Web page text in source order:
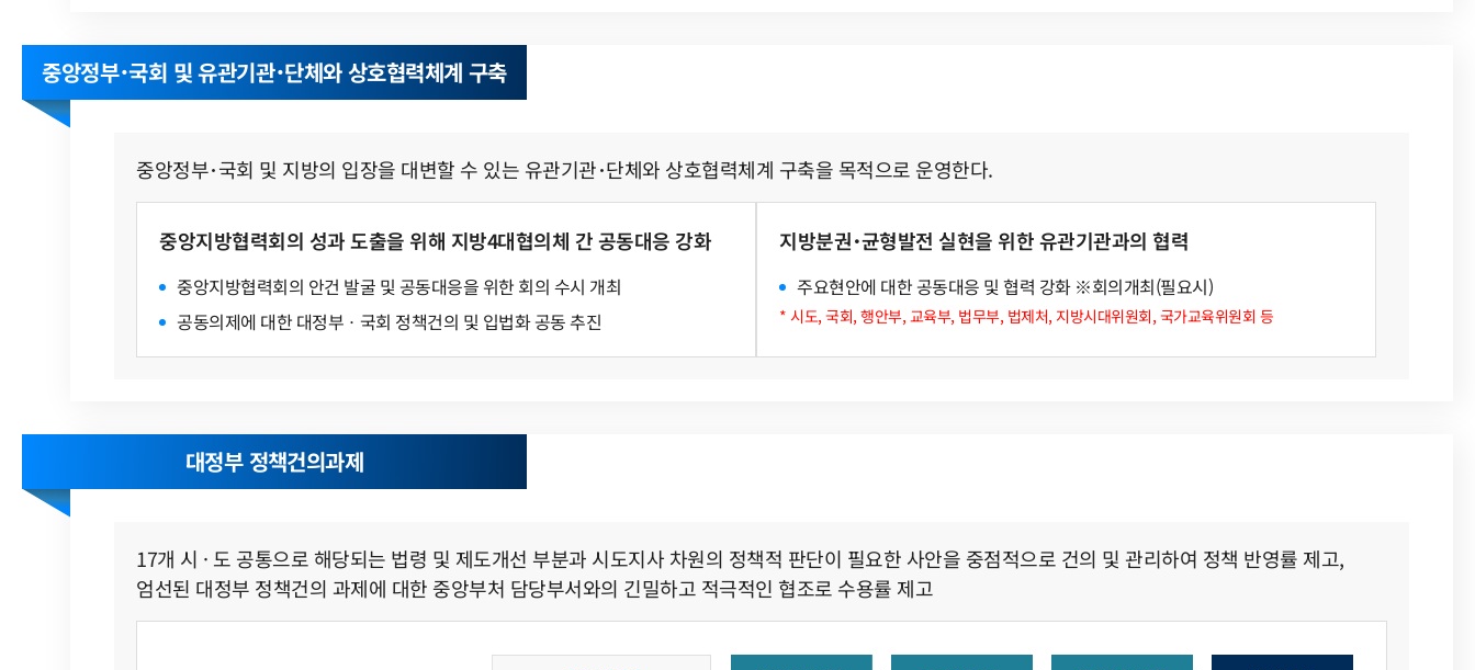
설립목적/연혁
조직구성
홍보동영상
협의회 발간집
지방발전 추진
연구보고서
지방외교 추진
국제업무24
국제기구회의
공지사항
입찰공고
지방정부 정책 & 이슈
정책 자료실
협의회 캘린더
시도소개
시도 보도자료
중앙정부･국회 및 유관기관･단체와 상호협력체계 구축
중앙정부･국회 및 지방의 입장을 대변할 수 있는 유관기관･단체와 상호협력체계 구축을 목적으로 운영한다.
중앙지방협력회의 성과 도출을 위해 지방4대협의체 간 공동대응 강화
중앙지방협력회의 안건 발굴 및 공동대응을 위한 회의 수시 개최
공동의제에 대한 대정부ㆍ국회 정책건의 및 입법화 공동 추진
지방분권･균형발전 실현을 위한 유관기관과의 협력
주요현안에 대한 공동대응 및 협력 강화 ※회의개최(필요시)
* 시도, 국회, 행안부, 교육부, 법무부, 법제처, 지방시대위원회, 국가교육위원회 등
대정부 정책건의과제
17개 시 · 도 공통으로 해당되는 법령 및 제도개선 부분과 시도지사 차원의 정책적 판단이 필요한 사안을 중점적으로 건의 및 관리하여 정책 반영률 제고,
엄선된 대정부 정책건의 과제에 대한 중앙부처 담당부서와의 긴밀하고 적극적인 협조로 수용률 제고